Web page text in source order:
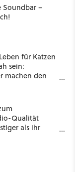
Soundbar –
für Katzen
sein:
machen den
Kommentare
so einfach ist
Qualität
als ihr